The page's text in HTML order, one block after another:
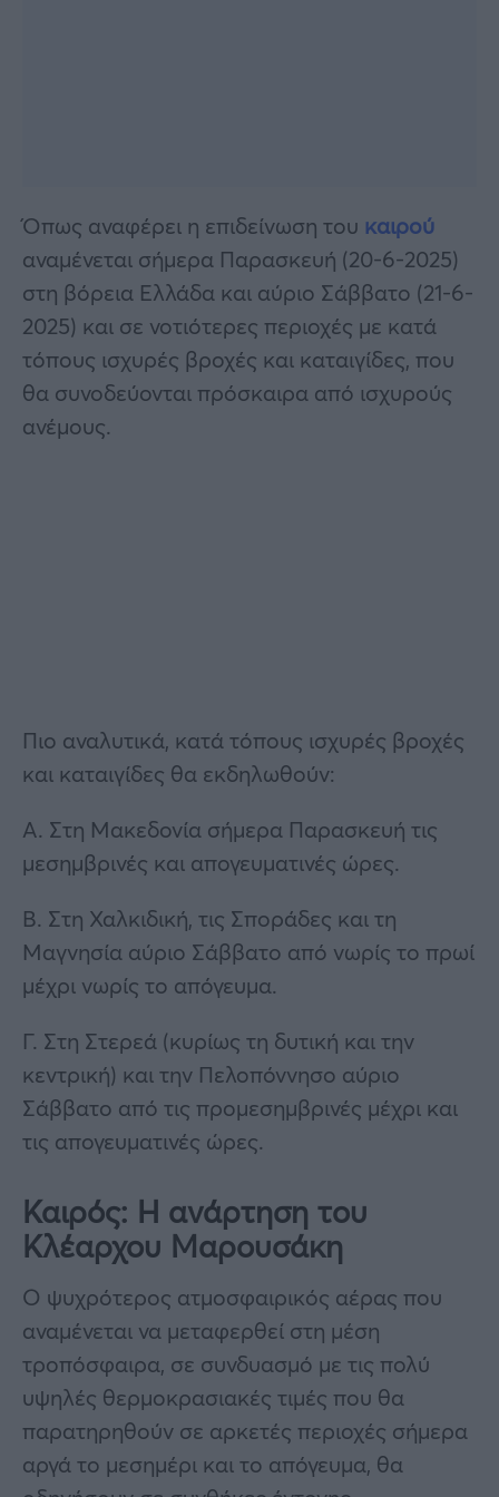
Όπως αναφέρει η επιδείνωση του καιρού
αναμένεται σήμερα Παρασκευή (20-6-2025)
στη βόρεια Ελλάδα και αύριο Σάββατο (21-6-
2025) και σε νοτιότερες περιοχές με κατά
τόπους ισχυρές βροχές και καταιγίδες, που
θα συνοδεύονται πρόσκαιρα από ισχυρούς
ανέμους.
Πιο αναλυτικά, κατά τόπους ισχυρές βροχές
και καταιγίδες θα εκδηλωθούν:
Α. Στη Μακεδονία σήμερα Παρασκευή τις
μεσημβρινές και απογευματινές ώρες.
Β. Στη Χαλκιδική, τις Σποράδες και τη
Μαγνησία αύριο Σάββατο από νωρίς το πρωί
μέχρι νωρίς το απόγευμα.
Γ. Στη Στερεά (κυρίως τη δυτική και την
κεντρική) και την Πελοπόννησο αύριο
Σάββατο από τις προμεσημβρινές μέχρι και
τις απογευματινές ώρες.
Καιρός: Η ανάρτηση του
Κλέαρχου Μαρουσάκη
Ο ψυχρότερος ατμοσφαιρικός αέρας που
αναμένεται να μεταφερθεί στη μέση
τροπόσφαιρα, σε συνδυασμό με τις πολύ
υψηλές θερμοκρασιακές τιμές που θα
παρατηρηθούν σε αρκετές περιοχές σήμερα
αργά το μεσημέρι και το απόγευμα, θα